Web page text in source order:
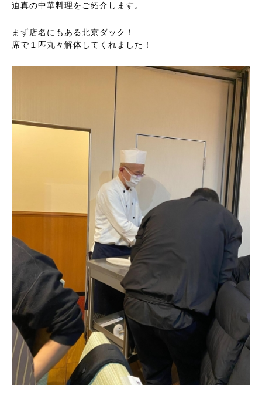
迫真の中華料理をご紹介します。
まず店名にもある北京ダック！
席で１匹丸々解体してくれました！